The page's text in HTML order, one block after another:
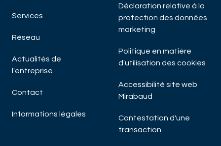
Services
Réseau
Actualités de
l'entreprise
Contact
Informations légales
Déclaration relative à la
protection des données
marketing
Politique en matière
d'utilisation des cookies
Accessibilité site web
Mirabaud
Contestation d'une
transaction